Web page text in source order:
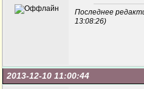
Последнее
13:08:26)
2013-12-10 11:00:44